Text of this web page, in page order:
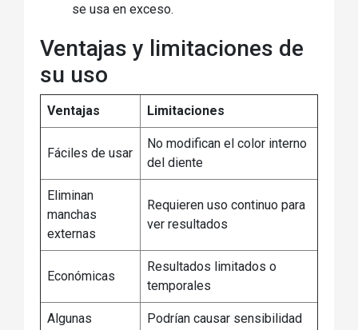
se usa en exceso.
Ventajas y limitaciones de
su uso
Ventajas Limitaciones
Fáciles de usar
No modifican el color interno
del diente
Eliminan
manchas
externas
Requieren uso continuo para
ver resultados
Económicas
Resultados limitados o
temporales
Algunas Podrían causar sensibilidad